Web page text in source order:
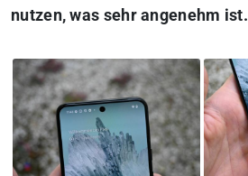
nutzen, was sehr angenehm ist.